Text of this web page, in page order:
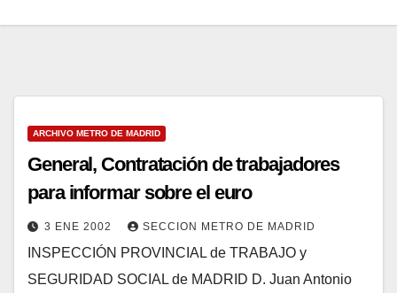
ARCHIVO METRO DE MADRID
General, Contratación de trabajadores
para informar sobre el euro
3 ENE 2002 SECCION METRO DE MADRID
INSPECCIÓN PROVINCIAL de TRABAJO y
SEGURIDAD SOCIAL de MADRID D. Juan Antonio